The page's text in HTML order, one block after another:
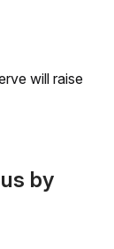
will raise
by